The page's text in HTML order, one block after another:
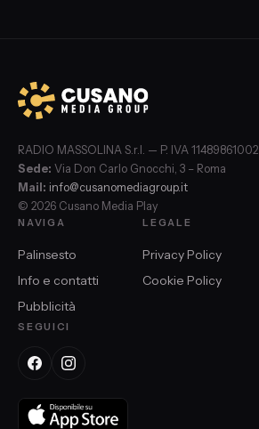
RADIO MASSOLINA S.r.l. — P. IVA 11489861002
Sede: Via Don Carlo Gnocchi, 3 – Roma
Mail: info@cusanomediagroup.it
© 2026 Cusano Media Play
NAVIGA
Palinsesto
Info e contatti
Pubblicità
LEGALE
Privacy Policy
Cookie Policy
SEGUICI